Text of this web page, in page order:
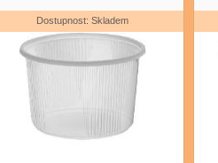
Dostupnost: Skladem